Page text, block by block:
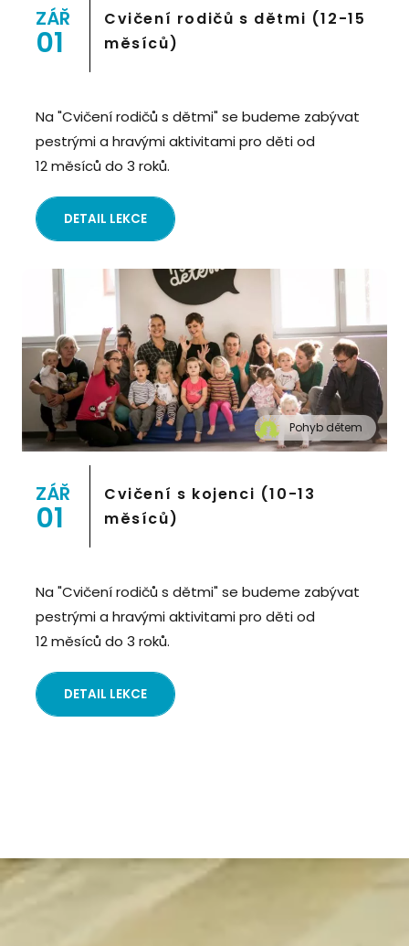
Prostor 8">
ZÁŘ
01
Cvičení rodičů s dětmi (12-15
měsíců)
Na "Cvičení rodičů s dětmi" se budeme zabývat
pestrými a hravými aktivitami pro děti od
12 měsíců do 3 roků.
DETAIL LEKCE
" alt="Cvičení pro děti "Pohyb dětem", Praha 2,
Prostor 8">
Pohyb dětem
ZÁŘ
01
Cvičení s kojenci (10-13
měsíců)
Na "Cvičení rodičů s dětmi" se budeme zabývat
pestrými a hravými aktivitami pro děti od
12 měsíců do 3 roků.
DETAIL LEKCE